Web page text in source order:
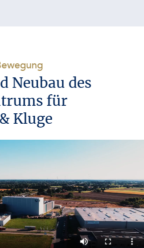
-
Neubau des
für
Kluge